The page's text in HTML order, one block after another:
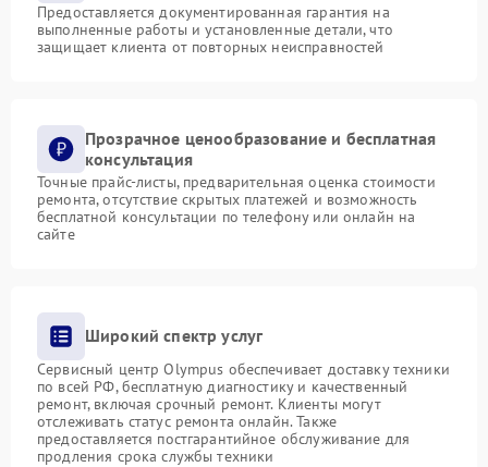
Предоставляется документированная гарантия на
выполненные работы и установленные детали, что
защищает клиента от повторных неисправностей
Прозрачное ценообразование и бесплатная
консультация
Точные прайс-листы, предварительная оценка стоимости
ремонта, отсутствие скрытых платежей и возможность
бесплатной консультации по телефону или онлайн на
сайте
Широкий спектр услуг
Сервисный центр Olympus обеспечивает доставку техники
по всей РФ, бесплатную диагностику и качественный
ремонт, включая срочный ремонт. Клиенты могут
отслеживать статус ремонта онлайн. Также
предоставляется постгарантийное обслуживание для
продления срока службы техники